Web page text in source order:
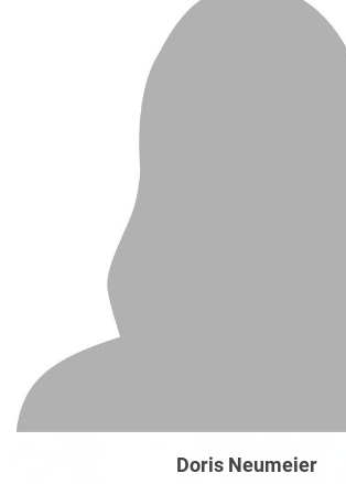
Doris Neumeier